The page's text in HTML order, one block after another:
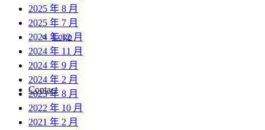
Logo
Contact
2025 年 8 月
2025 年 7 月
2024 年 12 月
2024 年 11 月
2024 年 9 月
2024 年 2 月
2023 年 8 月
2022 年 10 月
2021 年 2 月